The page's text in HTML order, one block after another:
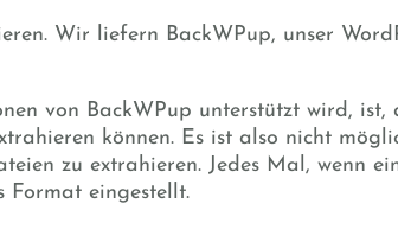
Wir liefern BackWPup, unser
von BackWPup unterstützt wird, ist,
können. Es ist also nicht
zu extrahieren. Jedes Mal, wenn
Format eingestellt.